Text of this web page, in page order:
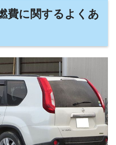
費に関するよくあ